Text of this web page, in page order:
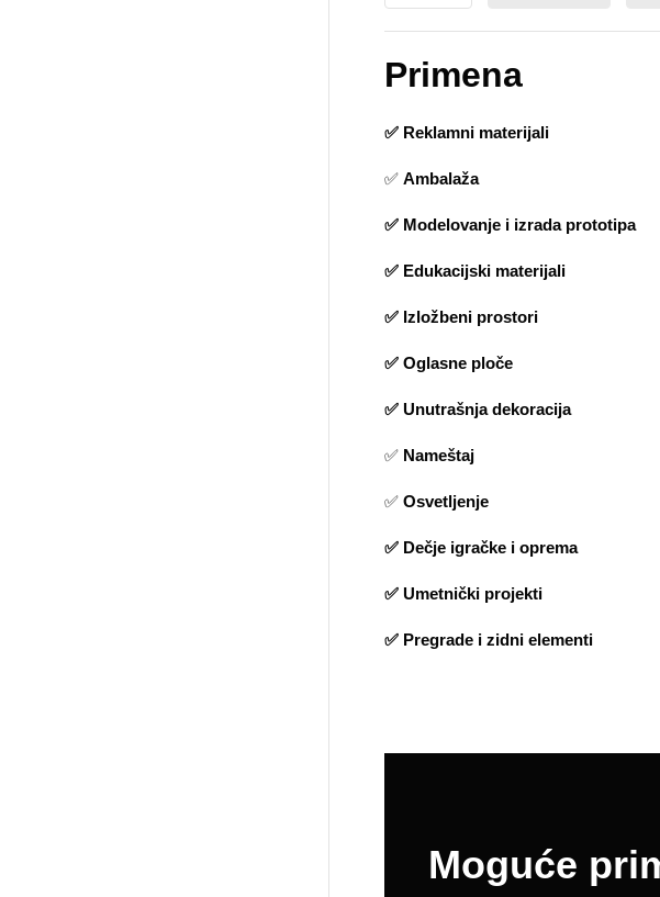
Primena
✅ Reklamni materijali
✅ Ambalaža
✅ Modelovanje i izrada prototipa
✅ Edukacijski materijali
✅ Izložbeni prostori
✅ Oglasne ploče
✅ Unutrašnja dekoracija
✅ Nameštaj
✅ Osvetljenje
✅ Dečje igračke i oprema
✅ Umetnički projekti
✅ Pregrade i zidni elementi
Moguće